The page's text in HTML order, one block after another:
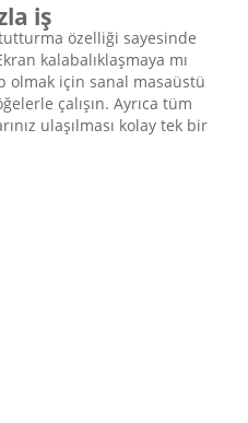
iş
özelliği sayesinde
kalabalıklaşmaya mı
olmak için sanal masaüstü
çalışın. Ayrıca tüm
ulaşılması kolay tek bir